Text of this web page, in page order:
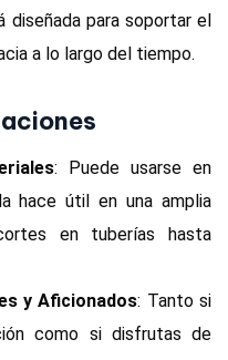
para soportar el
a lo largo del tiempo.
: Puede usarse en
hace útil en una amplia
en tuberías hasta
y Aficionados: Tanto si
como si disfrutas de